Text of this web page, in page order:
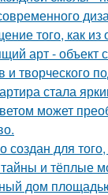
того, как из
арт -
и творческого
стала
может
создан для
и тёплые
дом